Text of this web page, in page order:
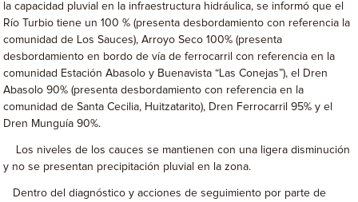
la capacidad pluvial en la infraestructura hidráulica, se informó que el
Río Turbio tiene un 100 % (presenta desbordamiento con referencia la
comunidad de Los Sauces), Arroyo Seco 100% (presenta
desbordamiento en bordo de vía de ferrocarril con referencia en la
comunidad Estación Abasolo y Buenavista “Las Conejas”), el Dren
Abasolo 90% (presenta desbordamiento con referencia en la
comunidad de Santa Cecilia, Huitzatarito), Dren Ferrocarril 95% y el
Dren Munguía 90%.
Los niveles de los cauces se mantienen con una ligera disminución
y no se presentan precipitación pluvial en la zona.
Dentro del diagnóstico y acciones de seguimiento por parte de